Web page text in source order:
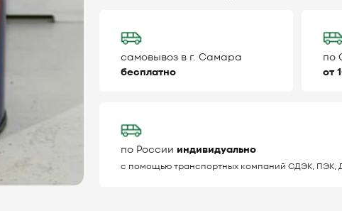
самовывоз в г. Самара
бесплатно
по
от
по России индивидуально
с помощью транспортных компаний СДЭК, ПЭК,